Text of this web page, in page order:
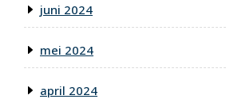
juni 2024
mei 2024
april 2024